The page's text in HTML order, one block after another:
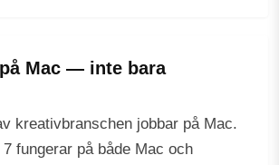
Mac — inte bara
kreativbranschen jobbar på Mac.
fungerar på både Mac och